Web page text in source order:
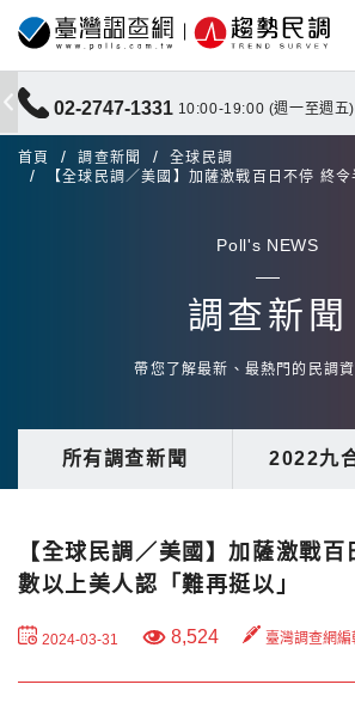
02-2747-1331 10:00-19:00 (週一至週五)
首頁 調查新聞
全球民調
【全球民調／美國】加薩激戰百日不停 終
Poll's NEWS
調查新聞
帶您了解最新、最熱門的民調資
所有調查新聞 2022九
【全球民調／美國】加薩激戰
數以上美人認「難再挺以」
2024-03-31 8,524 臺灣調查網編